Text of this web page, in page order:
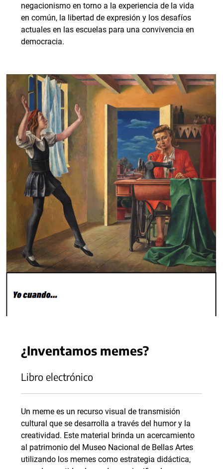
negacionismo en torno a la experiencia de la vida
en común, la libertad de expresión y los desafíos
actuales en las escuelas para una convivencia en
democracia.
¿Inventamos memes?
Libro electrónico
Un meme es un recurso visual de transmisión
cultural que se desarrolla a través del humor y la
creatividad. Este material brinda un acercamiento
al patrimonio del Museo Nacional de Bellas Artes
utilizando los memes como estrategia didáctica,